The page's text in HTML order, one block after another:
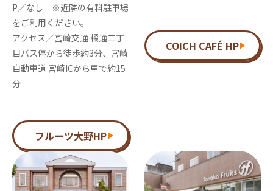
P／なし ※近隣の有料駐車場
をご利用ください。
アクセス／宮崎交通 橘通二丁
目バス停から徒歩約3分、宮崎
自動車道 宮崎ICから車で約15
分
フルーツ大野HP
COICH CAFÉ HP